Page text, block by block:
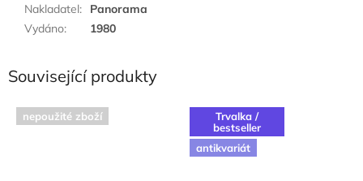
Nakladatel:
Panorama
Vydáno: 1980
Související produkty
nepoužité zboží
Trvalka /
bestseller
antikvariát